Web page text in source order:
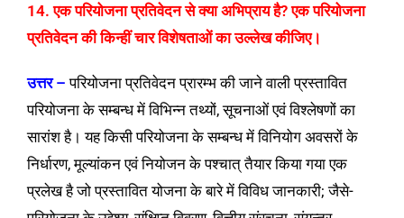
14. एक परियोजना प्रतिवेदन से क्या अभिप्राय है? एक परियोजना
प्रतिवेदन की किन्हीं चार विशेषताओं का उल्लेख कीजिए।
उत्तर – परियोजना प्रतिवेदन प्रारम्भ की जाने वाली प्रस्तावित
परियोजना के सम्बन्ध में विभिन्न तथ्यों, सूचनाओं एवं विश्लेषणों का
सारांश है। यह किसी परियोजना के सम्बन्ध में विनियोग अवसरों के
निर्धारण, मूल्यांकन एवं नियोजन के पश्चात् तैयार किया गया एक
प्रलेख है जो प्रस्तावित योजना के बारे में विविध जानकारी; जैसे-